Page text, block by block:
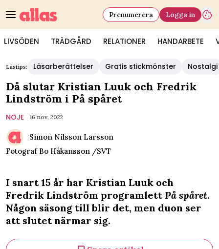
LIVSÖDEN TRÄDGÅRD RELATIONER HANDARBETE
Prenumerera Logga in
Lästips: Läsarberättelser Gratis stickmönster Nostalgi
Då slutar Kristian Luuk och Fredrik
Lindström i På spåret
NÖJE 16 nov, 2022
Simon Nilsson Larsson
Fotograf Bo Håkansson /SVT
I snart 15 år har Kristian Luuk och
Fredrik Lindström programlettPå spåret.
Någon säsong till blir det, men duon ser
att slutet närmar sig.